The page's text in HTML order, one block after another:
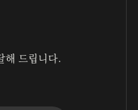
해 드립니다.